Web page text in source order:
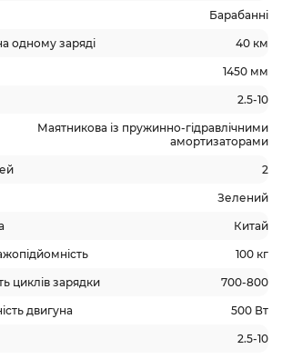
Барабанні
одному заряді 40 км
1450 мм
2.5-10
Маятникова із пружинно-гідравлічними
амортизаторами
2
Зелений
Китай
100 кг
циклів зарядки 700-800
двигуна 500 Вт
2.5-10